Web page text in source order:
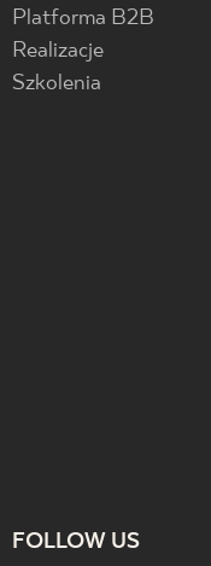
Platforma B2B
Realizacje
Szkolenia
FOLLOW US